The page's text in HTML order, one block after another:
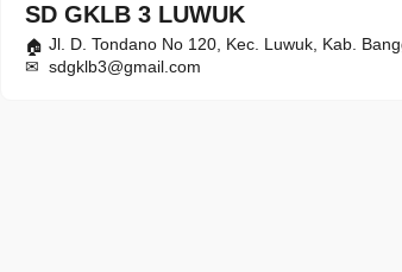
SD GKLB 3 LUWUK
Jl. D. Tondano No 120, Kec. Luwuk, Kab.
sdgklb3@gmail.com